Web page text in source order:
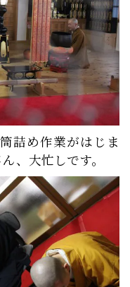
詰め作業がはじま
、大忙しです。